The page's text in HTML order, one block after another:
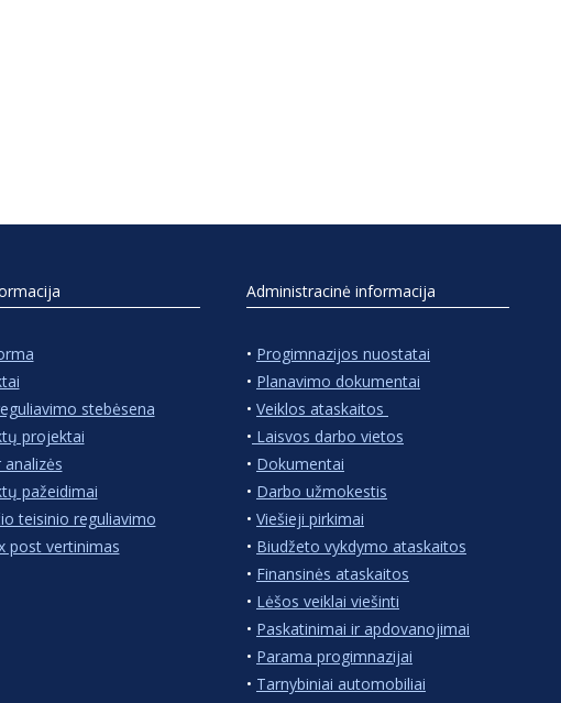
stebėsena
projektai
pažeidimai
teisinio reguliavimo
post vertinimas
Administracinė informacija
• Progimnazijos nuostatai
• Planavimo dokumentai
• Veiklos ataskaitos
• Laisvos darbo vietos
• Dokumentai
• Darbo užmokestis
• Viešieji pirkimai
• Biudžeto vykdymo ataskaitos
• Finansinės ataskaitos
• Lėšos veiklai viešinti
• Paskatinimai ir apdovanojimai
• Parama progimnazijai
• Tarnybiniai automobiliai